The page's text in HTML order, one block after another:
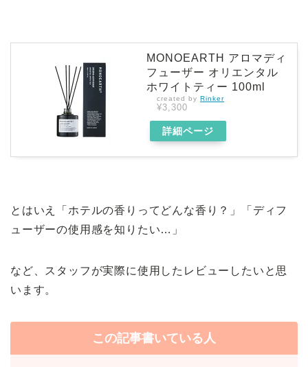
MONOEARTH アロマディ
フューザー オリエンタル
ホワイトティー 100ml
created by Rinker
¥3,300
詳細ページ
とはいえ「ホテルの香りってどんな香り？」「ディフ
ューザーの使用感を知りたい…」
など、スタッフが実際に使用したレビューしたいと思
います。
この記事書いている人